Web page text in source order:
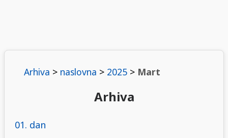
Arhiva > naslovna > 2025> Mart
Arhiva
01. dan